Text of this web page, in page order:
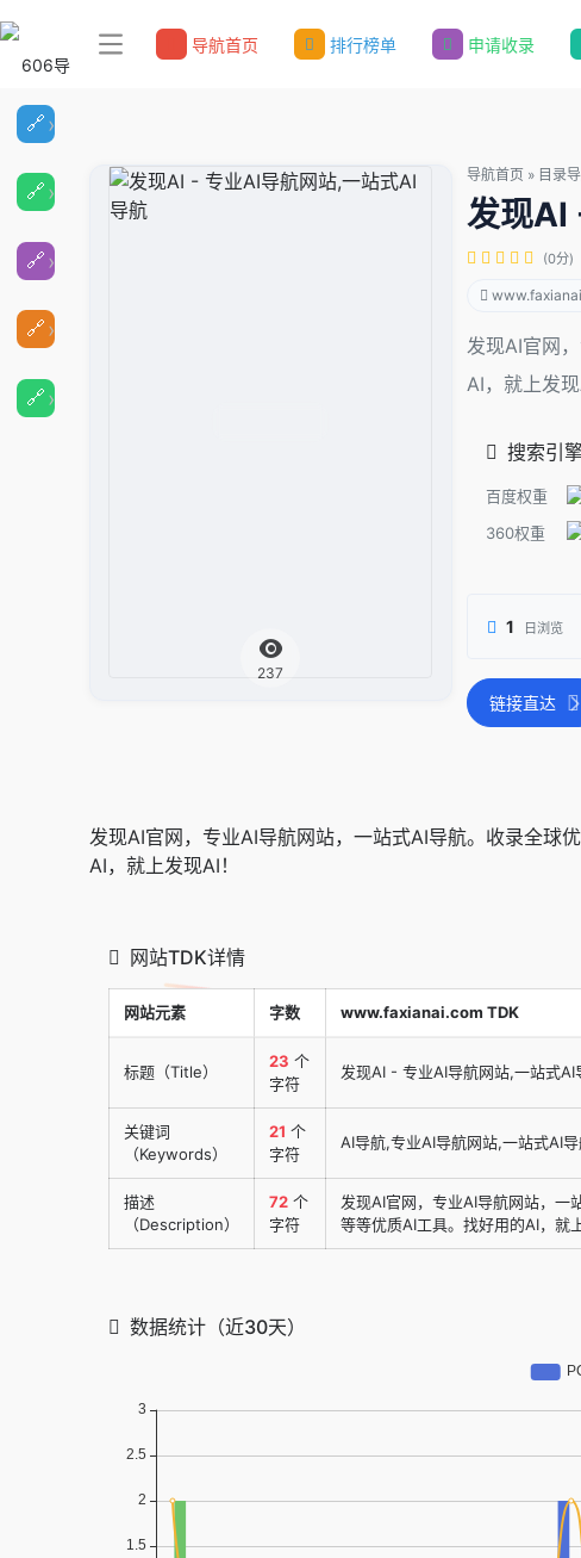
导航首页 排行榜单 申请收录
237
导航首页 » 目录
发现AI
(0分)
发现AI官网
AI，就上发现
搜索引
百度权重
360权重
1 日浏览
链接直达
发现AI官网，专业AI导航网站，一站式AI导航。收录全球
AI，就上发现AI！
网站TDK详情
网站元素 字数 www.faxianai.com TDK
标题（Title）
23 个
字符
发现AI - 专业AI导航网站,一站式AI
关键词
（Keywords）
21 个
字符
AI导航,专业AI导航网站,一站式AI
描述
（Description）
72 个
字符
发现AI官网，专业AI导航网站，一
等等优质AI工具。找好用的AI，就
数据统计（近30天）